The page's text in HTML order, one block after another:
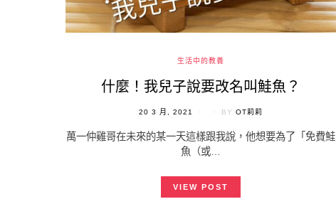
生活中的教養
什麼！我兒子說要改名叫鮭魚？
POSTED
20 3 月, 2021 BY OT莉莉
萬一仲雞哥在未來的某一天這樣跟我說，他想要為了「免費鮭
魚（或…
VIEW POST